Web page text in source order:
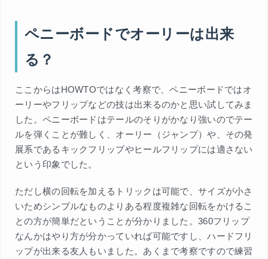
ペニーボードでオーリーは出来
る？
ここからはHOWTOではなく考察で、ペニーボードではオ
ーリーやフリップなどの技は出来るのかと思い試してみま
した。ペニーボードはテールのそりがかなり強いのでテー
ルを弾くことが難しく、オーリー（ジャンプ）や、その発
展系であるキックフリップやヒールフリップには適さない
という印象でした。
ただし横の回転を加えるトリックは可能で、サイズが小さ
いためシンプルなものよりある程度複雑な回転をかけるこ
との方が簡単だということが分かりました。360フリップ
なんかはやり方が分かっていれば可能ですし、ハードフリ
ップが出来る友人もいました。あくまで考察ですので練習